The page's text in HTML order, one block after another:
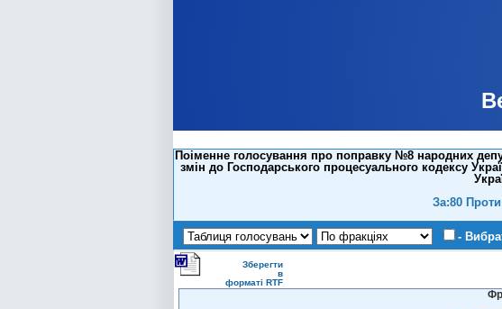
Поіменне голосування про поправку №8 народних
змін до Господарського процесуального кодексу
За:80
-
Зберегти
в
форматі RTF